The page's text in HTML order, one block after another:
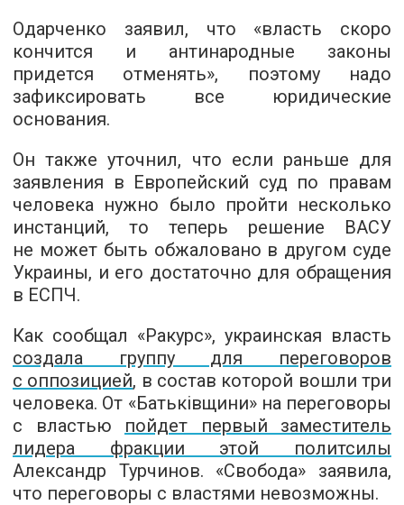
Одарченко заявил, что «власть скоро
кончится и антинародные законы
придется отменять», поэтому надо
зафиксировать все юридические
основания.
Он также уточнил, что если раньше для
заявления в Европейский суд по правам
человека нужно было пройти несколько
инстанций, то теперь решение ВАСУ
не может быть обжаловано в другом суде
Украины, и его достаточно для обращения
в ЕСПЧ.
Как сообщал «Ракурс», украинская власть
создала группу для переговоров
с оппозицией, в состав которой вошли три
человека. От «Батьківщини» на переговоры
с властью пойдет первый заместитель
лидера фракции этой политсилы
Александр Турчинов. «Свобода» заявила,
что переговоры с властями невозможны.